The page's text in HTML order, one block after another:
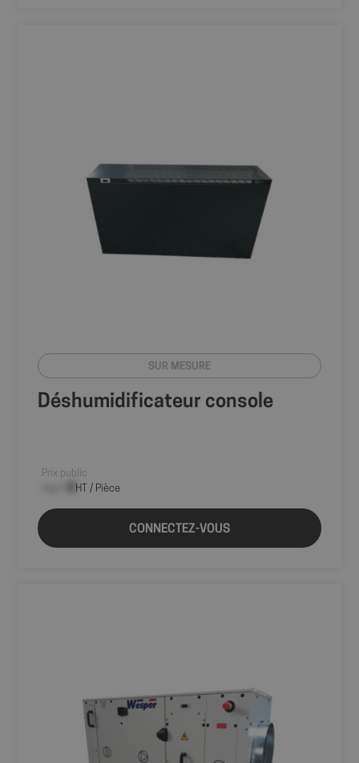
SUR MESURE
Déshumidificateur console
Prix public
HT / Pièce
CONNECTEZ-VOUS